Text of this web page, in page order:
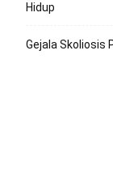
Hidup
Gejala Skoliosis